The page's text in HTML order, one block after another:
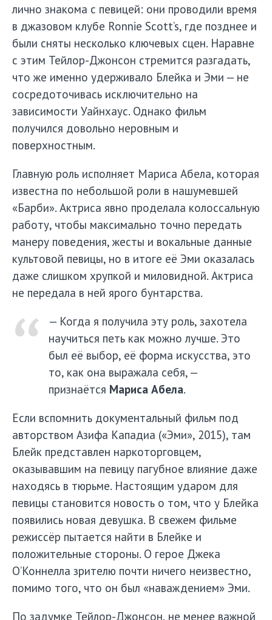
лично знакома с певицей: они проводили время
в джазовом клубе Ronnie Scott’s, где позднее и
были сняты несколько ключевых сцен. Наравне
с этим Тейлор-Джонсон стремится разгадать,
что же именно удерживало Блейка и Эми — не
сосредоточивась исключительно на
зависимости Уайнхаус. Однако фильм
получился довольно неровным и
поверхностным.
Главную роль исполняет Мариса Абела, которая
известна по небольшой роли в нашумевшей
«Барби». Актриса явно проделала колоссальную
работу, чтобы максимально точно передать
манеру поведения, жесты и вокальные данные
культовой певицы, но в итоге её Эми оказалась
даже слишком хрупкой и миловидной. Актриса
не передала в ней ярого бунтарства.
— Когда я получила эту роль, захотела
научиться петь как можно лучше. Это
был её выбор, её форма искусства, это
то, как она выражала себя, —
признаётся Мариса Абела.
Если вспомнить документальный фильм под
авторством Азифа Кападиа («Эми», 2015), там
Блейк представлен наркоторговцем,
оказывавшим на певицу пагубное влияние даже
находясь в тюрьме. Настоящим ударом для
певицы становится новость о том, что у Блейка
появились новая девушка. В свежем фильме
режиссёр пытается найти в Блейке и
положительные стороны. О герое Джека
О’Коннелла зрителю почти ничего неизвестно,
помимо того, что он был «наваждением» Эми.
По задумке Тейлор-Джонсон, не менее важной